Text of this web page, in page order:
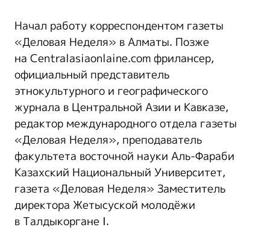
Начал работу корреспондентом газеты
«Деловая Неделя» в Алматы. Позже
на Centralasiaonlaine.com фрилансер,
официальный представитель
этнокультурного и географического
журнала в Центральной Азии и Кавказе,
редактор международного отдела газеты
«Деловая Неделя», преподаватель
факультета восточной науки Аль-Фараби
Казахский Национальный Университет,
газета «Деловая Неделя» Заместитель
директора Жетысуской молодёжи
в Талдыкоргане I.